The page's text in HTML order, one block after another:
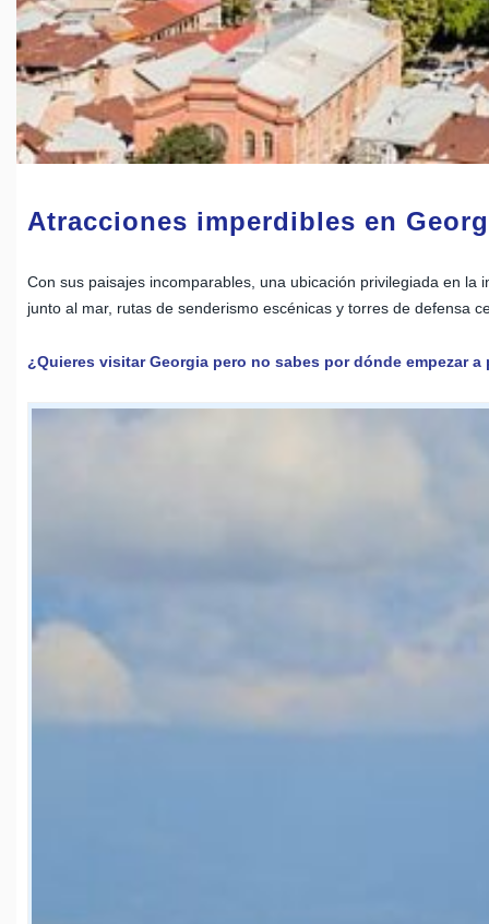
Atracciones imperdibles en
Con sus paisajes incomparables, una ubicación privilegiada en
junto al mar, rutas de senderismo escénicas y torres de defensa
¿Quieres visitar Georgia pero no sabes por dónde empezar